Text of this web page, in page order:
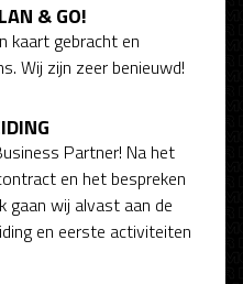
& GO!
kaart gebracht en
Wij zijn zeer benieuwd!
Partner! Na het
en het bespreken
gaan wij alvast aan de
en eerste activiteiten